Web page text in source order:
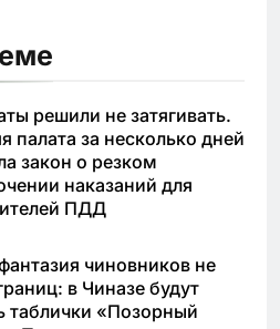
решили не затягивать.
палата за несколько дней
закон о резком
наказаний для
ПДД
чиновников не
в Чиназе будут
таблички «Позорный